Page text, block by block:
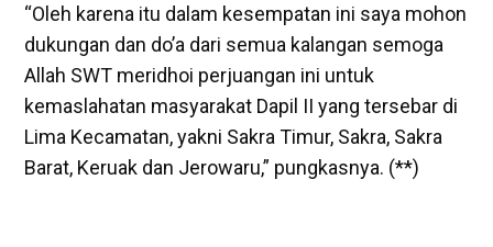
“Oleh karena itu dalam kesempatan ini saya mohon
dukungan dan do’a dari semua kalangan semoga
Allah SWT meridhoi perjuangan ini untuk
kemaslahatan masyarakat Dapil II yang tersebar di
Lima Kecamatan, yakni Sakra Timur, Sakra, Sakra
Barat, Keruak dan Jerowaru,” pungkasnya. (**)